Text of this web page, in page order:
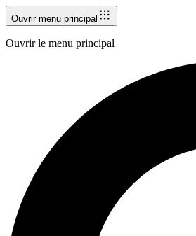
Ouvrir menu principal
Ouvrir le menu principal